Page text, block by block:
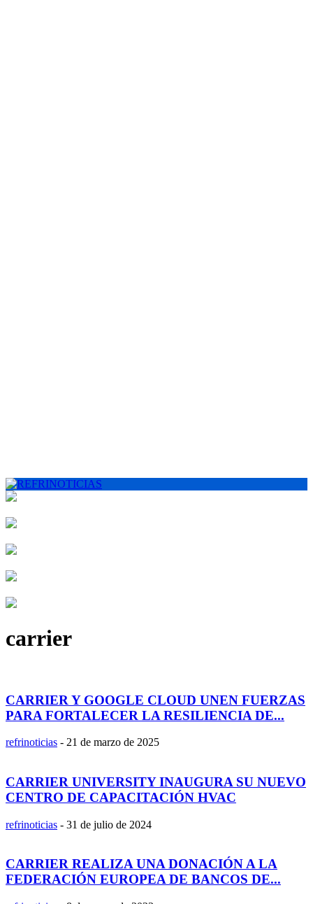
carrier
CARRIER Y GOOGLE CLOUD UNEN FUERZAS
PARA FORTALECER LA RESILIENCIA DE...
refrinoticias - 21 de marzo de 2025
CARRIER UNIVERSITY INAUGURA SU NUEVO
CENTRO DE CAPACITACIÓN HVAC
refrinoticias - 31 de julio de 2024
CARRIER REALIZA UNA DONACIÓN A LA
FEDERACIÓN EUROPEA DE BANCOS DE...